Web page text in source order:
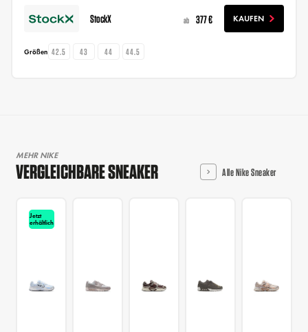
StockX ab 377 € KAUFEN
Größen 42.5 43 44 44.5
MEHR NIKE
VERGLEICHBARE SNEAKER Alle Nike Sneaker
Jetzt
erhältlich